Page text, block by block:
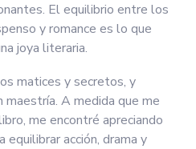
El equilibrio entre los
y romance es lo que
joya literaria.
matices y secretos, y
maestría. A medida que me
me encontré apreciando
acción, drama y